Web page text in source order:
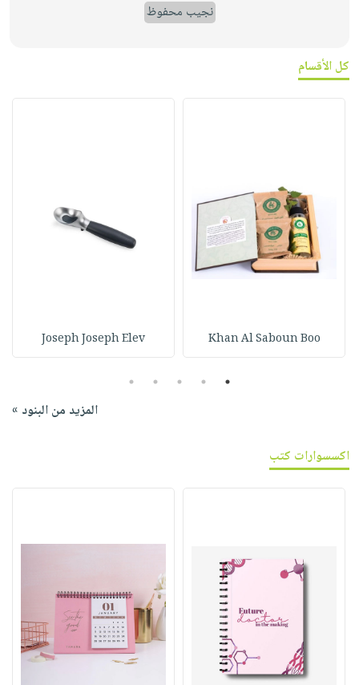
نجيب محفوظ
كل الأقسام
Khan Al Saboun Boo
Joseph Joseph Elev
1
2
3
4
5
المزيد من البنود »
اكسسوارات كتب